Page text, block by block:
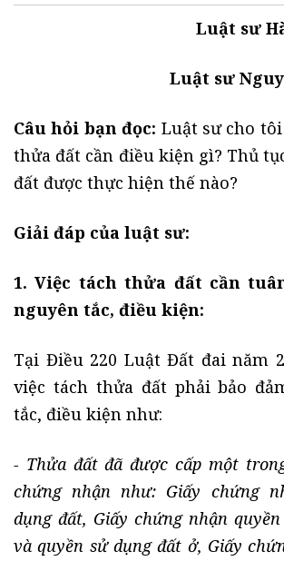
Luật sư
Luật sư
Câu hỏi bạn đọc: Luật sư cho
thửa đất cần điều kiện gì? Thủ
đất được thực hiện thế nào?
Giải đáp của luật sư:
1. Việc tách thửa đất cần
nguyên tắc, điều kiện:
Tại Điều 220 Luật Đất đai năm
việc tách thửa đất phải bảo
tắc, điều kiện như:
- Thửa đất đã được cấp một
chứng nhận như: Giấy chứng
dụng đất, Giấy chứng nhận
và quyền sử dụng đất ở, Giấy